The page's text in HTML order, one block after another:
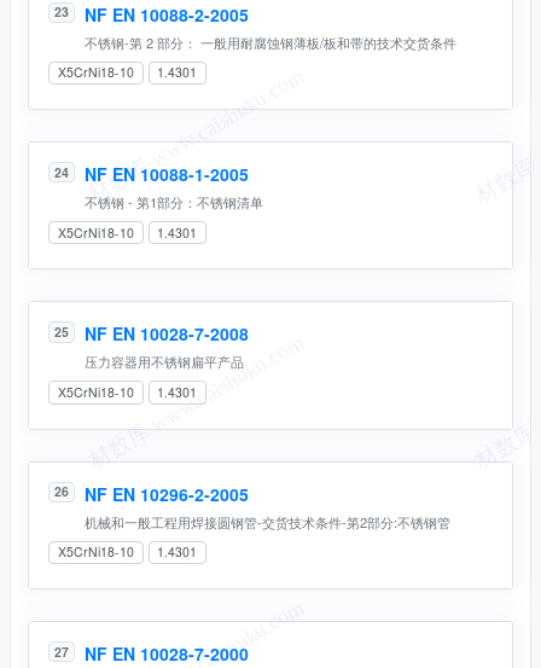
23 NF EN 10088-2-2005
不锈钢-第 2 部分： 一般用耐腐蚀钢薄板/板和带的技术交货条件
X5CrNi18-10 1.4301
24 NF EN 10088-1-2005
不锈钢 - 第1部分：不锈钢清单
X5CrNi18-10 1.4301
25 NF EN 10028-7-2008
压力容器用不锈钢扁平产品
X5CrNi18-10 1.4301
26 NF EN 10296-2-2005
机械和一般工程用焊接圆钢管-交货技术条件-第2部分:不锈钢管
X5CrNi18-10 1.4301
27 NF EN 10028-7-2000